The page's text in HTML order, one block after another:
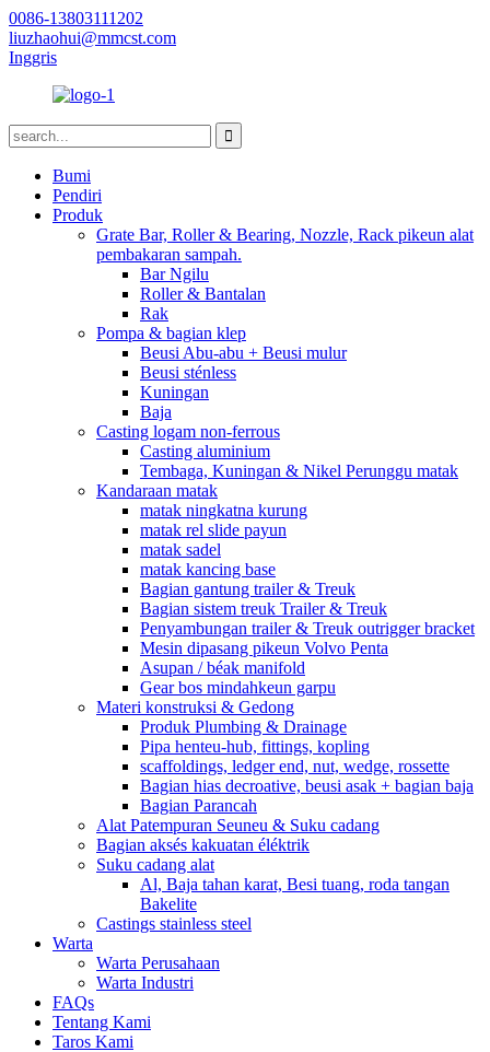
0086-13803111202
liuzhaohui@mmcst.com
Inggris
Bumi
Pendiri
Produk
Grate Bar, Roller & Bearing, Nozzle, Rack pikeun alat
pembakaran sampah.
Bar Ngilu
Roller & Bantalan
Rak
Pompa & bagian klep
Beusi Abu-abu + Beusi mulur
Beusi sténless
Kuningan
Baja
Casting logam non-ferrous
Casting aluminium
Tembaga, Kuningan & Nikel Perunggu matak
Kandaraan matak
matak ningkatna kurung
matak rel slide payun
matak sadel
matak kancing base
Bagian gantung trailer & Treuk
Bagian sistem treuk Trailer & Treuk
Penyambungan trailer & Treuk outrigger bracket
Mesin dipasang pikeun Volvo Penta
Asupan / béak manifold
Gear bos mindahkeun garpu
Materi konstruksi & Gedong
Produk Plumbing & Drainage
Pipa henteu-hub, fittings, kopling
scaffoldings, ledger end, nut, wedge, rossette
Bagian hias decroative, beusi asak + bagian baja
Bagian Parancah
Alat Patempuran Seuneu & Suku cadang
Bagian aksés kakuatan éléktrik
Suku cadang alat
Al, Baja tahan karat, Besi tuang, roda tangan
Bakelite
Castings stainless steel
Warta
Warta Perusahaan
Warta Industri
FAQs
Tentang Kami
Taros Kami